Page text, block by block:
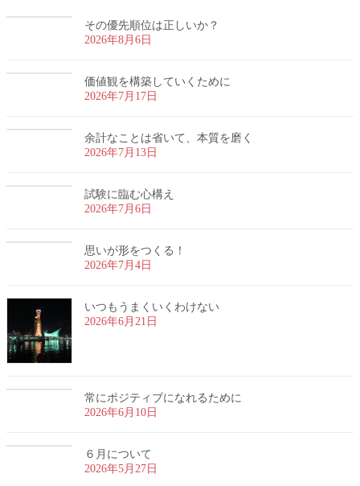
その優先順位は正しいか？
2026年8月6日
価値観を構築していくために
2026年7月17日
余計なことは省いて、本質を磨く
2026年7月13日
試験に臨む心構え
2026年7月6日
思いが形をつくる！
2026年7月4日
いつもうまくいくわけない
2026年6月21日
常にポジティブになれるために
2026年6月10日
６月について
2026年5月27日